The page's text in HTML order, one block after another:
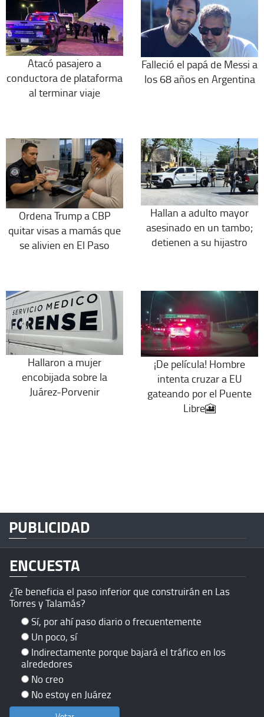
Atacó pasajero a
conductora de plataforma
al terminar viaje
Falleció el papá de Messi a
los 68 años en Argentina
Ordena Trump a CBP
quitar visas a mamás que
se alivien en El Paso
Hallan a adulto mayor
asesinado en un tambo;
detienen a su hijastro
Hallaron a mujer
encobijada sobre la
Juárez-Porvenir
¡De película! Hombre
intenta cruzar a EU
gateando por el Puente
Libre🎦
PUBLICIDAD
ENCUESTA
¿Te beneficia el paso inferior que construirán en Las
Torres y Talamás?
Sí, por ahí paso diario o frecuentemente
Un poco, sí
Indirectamente porque bajará el tráfico en los
alrededores
No creo
No estoy en Juárez